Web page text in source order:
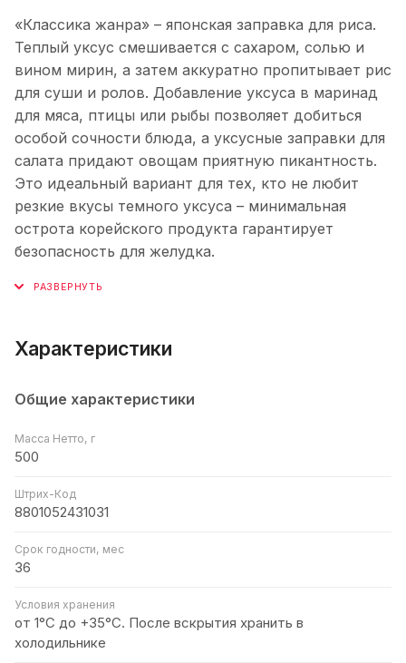
«Классика жанра» – японская заправка для риса.
Теплый уксус смешивается с сахаром, солью и
вином мирин, а затем аккуратно пропитывает рис
для суши и ролов. Добавление уксуса в маринад
для мяса, птицы или рыбы позволяет добиться
особой сочности блюда, а уксусные заправки для
салата придают овощам приятную пикантность.
Это идеальный вариант для тех, кто не любит
резкие вкусы темного уксуса – минимальная
острота корейского продукта гарантирует
безопасность для желудка.
Характеристики
Общие характеристики
Масса Нетто, г
500
Штрих-Код
8801052431031
Срок годности, мес
36
Условия хранения
от 1°С до +35°C. После вскрытия хранить в
холодильнике